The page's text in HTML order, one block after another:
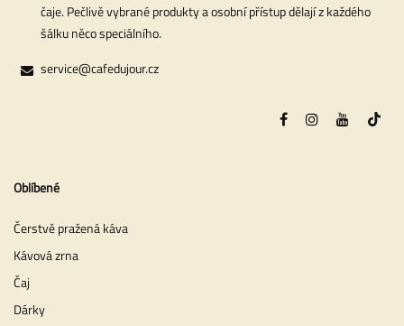
čaje. Pečlivě vybrané produkty a osobní přístup dělají z každého
šálku něco speciálního.
service@cafedujour.cz
Oblíbené
Čerstvě pražená káva
Kávová zrna
Čaj
Dárky